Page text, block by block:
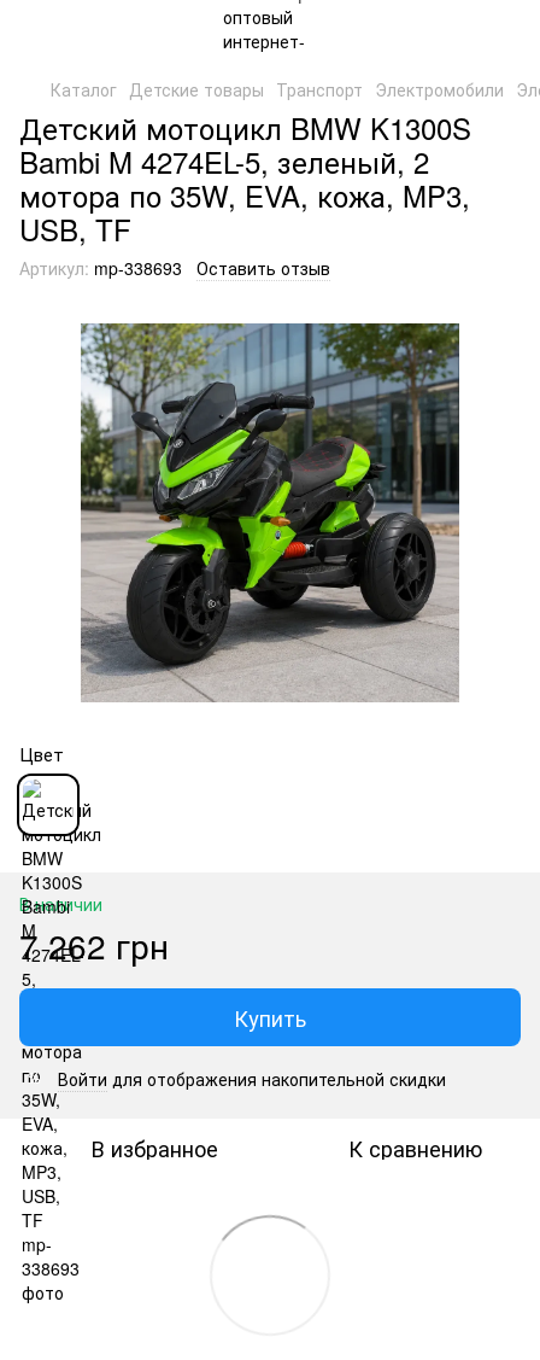
Каталог Детские товары Транспорт Электромобили
Детский мотоцикл BMW K1300S
Bambi M 4274EL-5, зеленый, 2
мотора по 35W, EVA, кожа, MP3,
USB, TF
Артикул: mp-338693 Оставить отзыв
Цвет
В наличии
7 262 грн
Купить
% Войти для отображения накопительной скидки
В избранное К сравнению